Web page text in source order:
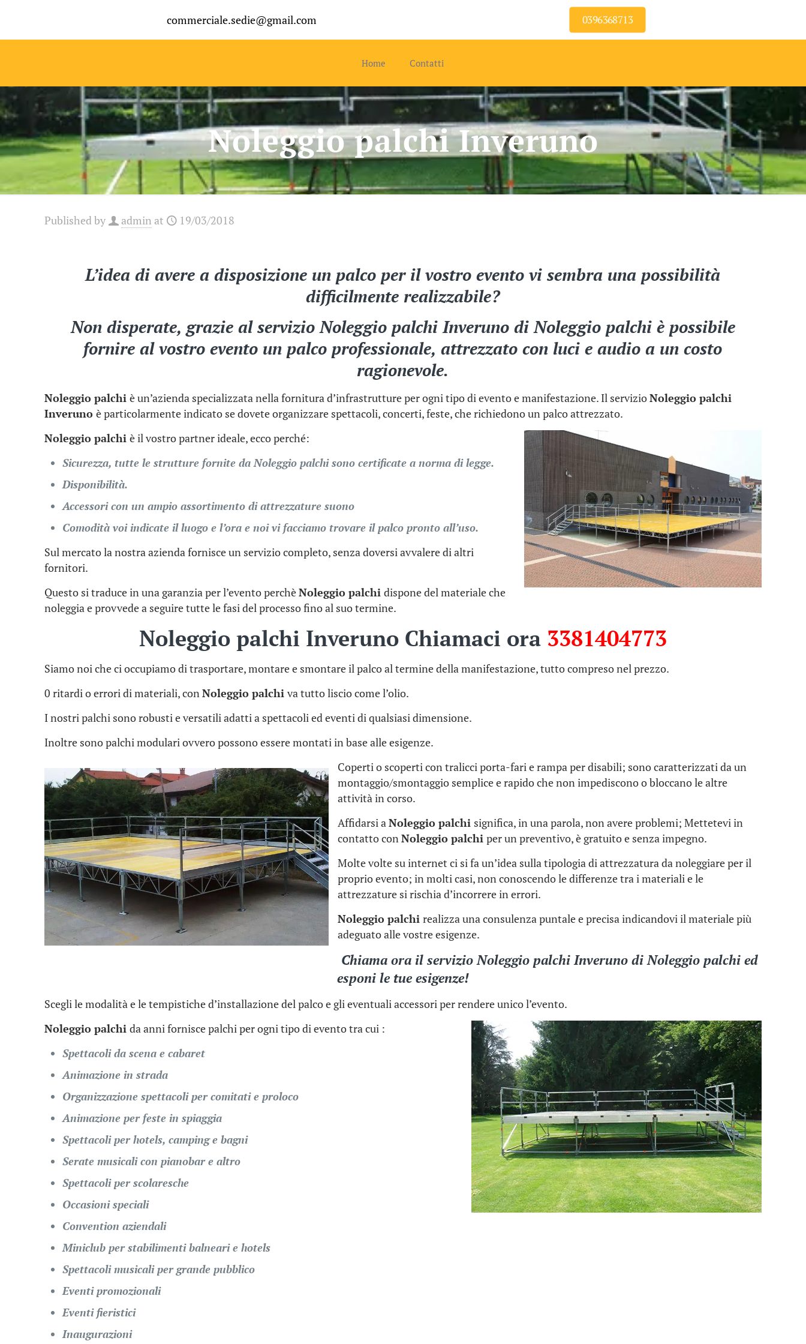
commerciale.sedie@gmail.com 0396368713
Home Contatti
Noleggio palchi Inveruno
Published by admin at 19/03/2018
L’idea di avere a disposizione un palco per il vostro evento vi sembra una possibilità
difficilmente realizzabile?
Non disperate, grazie al servizio Noleggio palchi Inveruno diNoleggio palchi è possibile
fornire al vostro evento un palco professionale, attrezzato con luci e audio a un costo
ragionevole.
Noleggio palchiè un’azienda specializzata nella fornitura d’infrastrutture per ogni tipo di evento e manifestazione. Il servizioNoleggio palchi
Inverunoè particolarmente indicato se dovete organizzare spettacoli, concerti, feste, che richiedono un palco attrezzato.
Noleggio palchiè il vostro partner ideale, ecco perché:
Sicurezza, tutte le strutture fornite da Noleggio palchi sono certificate a norma di legge.
Disponibilità.
Accessori con un ampio assortimento di attrezzature suono
Comodità voi indicate il luogo e l’ora e noi vi facciamo trovare il palco pronto all’uso.
Sul mercato la nostra azienda fornisce un servizio completo, senza doversi avvalere di altri
fornitori.
Questo si traduce in una garanzia per l’evento perchèNoleggio palchidispone del materiale che
noleggia e provvede a seguire tutte le fasi del processo fino al suo termine.
Noleggio palchi Inveruno Chiamaci ora 3381404773
Siamo noi che ci occupiamo di trasportare, montare e smontare il palco al termine della manifestazione, tutto compreso nel prezzo.
0 ritardi o errori di materiali, conNoleggio palchiva tutto liscio come l’olio.
I nostri palchi sono robusti e versatili adatti a spettacoli ed eventi di qualsiasi dimensione.
Inoltre sono palchi modulari ovvero possono essere montati in base alle esigenze.
Coperti o scoperti con tralicci porta-fari e rampa per disabili; sono caratterizzati da un
montaggio/smontaggio semplice e rapido che non impediscono o bloccano le altre
attività in corso.
Affidarsi aNoleggio palchi significa, in una parola, non avere problemi; Mettetevi in
contatto conNoleggio palchiper un preventivo, è gratuito e senza impegno.
Molte volte su internet ci si fa un’idea sulla tipologia di attrezzatura da noleggiare per il
proprio evento; in molti casi, non conoscendo le differenze tra i materiali e le
attrezzature si rischia d’incorrere in errori.
Noleggio palchirealizza una consulenza puntale e precisa indicandovi il materiale più
adeguato alle vostre esigenze.
Chiama ora il servizioNoleggio palchi Inveruno diNoleggio palchi ed
esponi le tue esigenze!
Scegli le modalità e le tempistiche d’installazione del palco e gli eventuali accessori per rendere unico l’evento.
Noleggio palchida anni fornisce palchi per ogni tipo di evento tra cui :
Spettacoli da scena e cabaret
Animazione in strada
Organizzazione spettacoli per comitati e proloco
Animazione per feste in spiaggia
Spettacoli per hotels, camping e bagni
Serate musicali con pianobar e altro
Spettacoli per scolaresche
Occasioni speciali
Convention aziendali
Miniclub per stabilimenti balneari e hotels
Spettacoli musicali per grande pubblico
Eventi promozionali
Eventi fieristici
Inaugurazioni